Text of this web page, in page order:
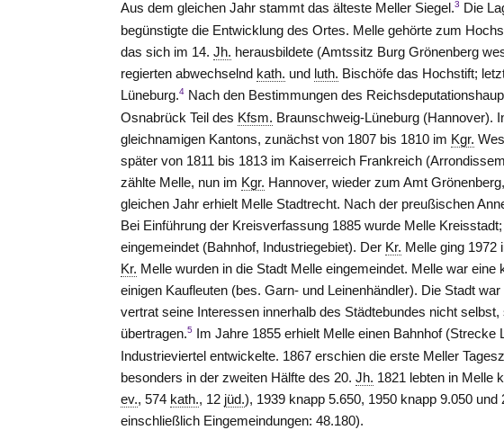
Aus dem gleichen Jahr stammt das älteste Meller Siegel.3 Die
begünstigte die Entwicklung des Ortes. Melle gehörte zum
das sich im 14.Jh. herausbildete (Amtssitz BurgGrönenberg
regierten abwechselnd kath. und luth. Bischöfe das Hochstift;
Lüneburg.4 Nach den Bestimmungen des
Osnabrück Teil des Kfsm. Braunschweig-Lüneburg (Hannover).
gleichnamigen Kantons, zunächst von 1807 bis 1810 im Kgr.
später von 1811 bis 1813 im Kaiserreich Frankreich
zählte Melle, nun im Kgr. Hannover, wieder zum AmtGrönenberg
gleichen Jahr erhielt Melle Stadtrecht. Nach der preußischen
Bei Einführung der Kreisverfassung 1885 wurde Melle
eingemeindet (Bahnhof, Industriegebiet). Der Kr. Melle ging 1972
Kr. Melle wurden in die Stadt Melle eingemeindet. Melle war
einigen Kaufleuten (bes. Garn- und Leinenhändler). Die Stadt
vertrat seine Interessen innerhalb des Städtebundes nicht
übertragen.5 Im Jahre 1855 erhielt Melle einen Bahnhof
Industrieviertel entwickelte. 1867 erschien die erste Meller
besonders in der zweiten Hälfte des 20.Jh. 1821 lebten in Melle
ev., 574 kath., 12 jüd.), 1939 knapp 5.650, 1950 knapp 9.050
einschließlich Eingemeindungen: 48.180).